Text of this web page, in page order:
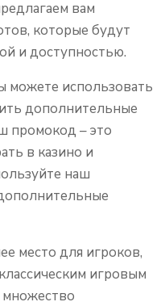
вам
которые будут
и доступностью.
можете использовать
дополнительные
промокод – это
в казино и
наш
место для игроков,
игровым